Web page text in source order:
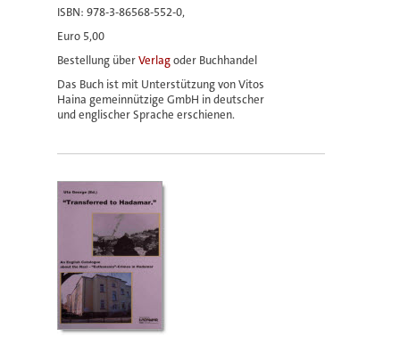
ISBN: 978-3-86568-552-0,
Euro 5,00
Bestellung überVerlagoder Buchhandel
Das Buch ist mit Unterstützung von Vitos
Haina gemeinnützige GmbH in deutscher
und englischer Sprache erschienen.